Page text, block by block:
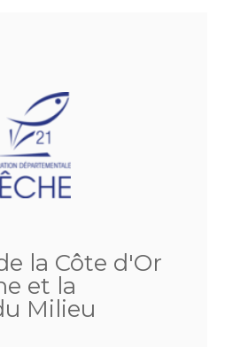
la Côte d'Or
et la
Milieu